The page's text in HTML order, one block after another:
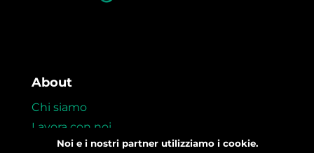
About
Chi siamo
Lavora con noi
Per le aziende
Noi e i nostri partner utilizziamo i cookie.